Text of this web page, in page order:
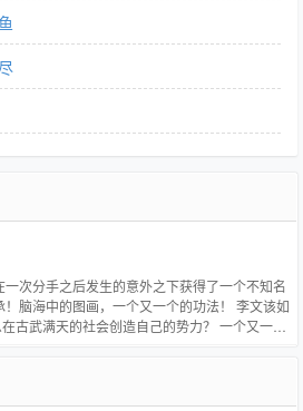
次分手之后发生的意外之下获得了一个不知名
脑海中的图画，一个又一个的功法！ 李文该如
古武满天的社会创造自己的势力？ 一个又一个
石，这块石头将带给李文什